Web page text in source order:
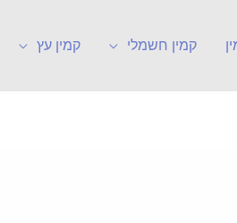
קמין חשמלי קמין עץ